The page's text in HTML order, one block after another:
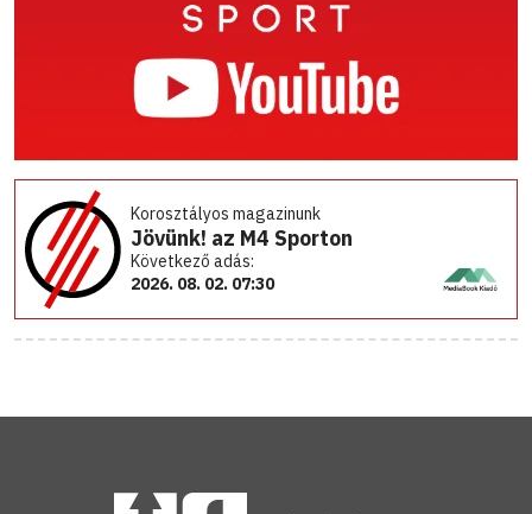
Korosztályos magazinunk
Jövünk! az M4 Sporton
Következő adás:
2026. 08. 02. 07:30